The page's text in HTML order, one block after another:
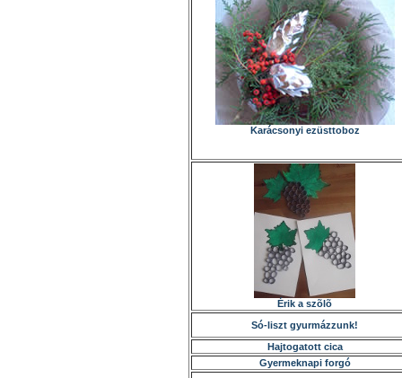
Karácsonyi ezüsttoboz
Érik a szõlõ
Só-liszt gyurmázzunk!
Hajtogatott cica
Gyermeknapi forgó